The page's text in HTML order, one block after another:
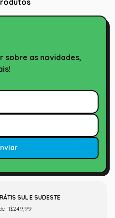
sobre as novidades,
SUL E SUDESTE
R$249,99